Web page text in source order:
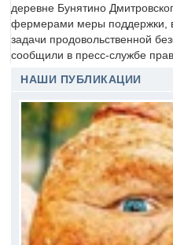
деревне Бунятино
фермерами меры поддержки,
задачи продовольственной
сообщили в пресс-службе
НАШИ ПУБЛИКАЦИИ